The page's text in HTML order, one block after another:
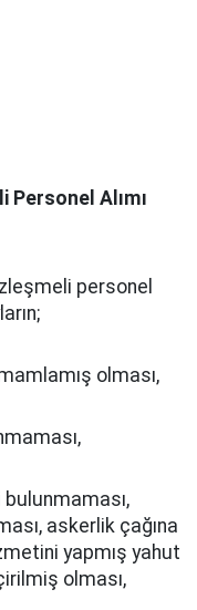
Personel Alımı
personel
olması,
askerlik çağına
yapmış yahut
olması,